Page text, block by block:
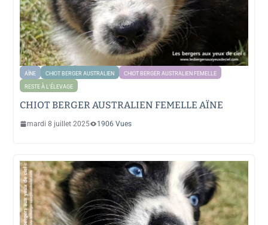
AÏNE CHIOT BERGER AUSTRALIEN CHIOT BERGER AUSTRALIEN FEMELLE
RESTE À L'ÉLEVAGE
CHIOT BERGER AUSTRALIEN FEMELLE AÏNE
mardi 8 juillet 2025 1906 Vues